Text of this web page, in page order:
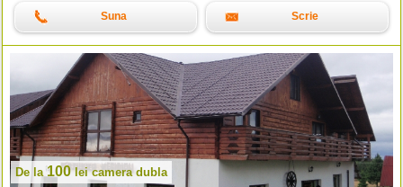
Suna Scrie
De la100leicamera dubla